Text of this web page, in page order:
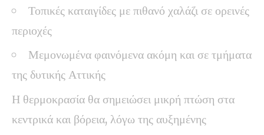
Τοπικές καταιγίδες με πιθανό χαλάζι σε ορεινές
περιοχές
Μεμονωμένα φαινόμενα ακόμη και σε τμήματα
της δυτικής Αττικής
Η θερμοκρασία θα σημειώσει μικρή πτώση στα
κεντρικά και βόρεια, λόγω της αυξημένης